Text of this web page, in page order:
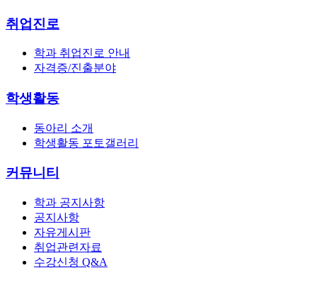
취업진로
학과 취업진로 안내
자격증/진출분야
학생활동
동아리 소개
학생활동 포토갤러리
커뮤니티
학과 공지사항
공지사항
자유게시판
취업관련자료
수강신청 Q&A